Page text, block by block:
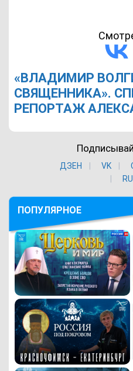
«ВЛАДИМИР
СВЯЩЕННИКА».
РЕПОРТАЖ
ДЗЕН VK
ПОПУЛЯРНОЕ